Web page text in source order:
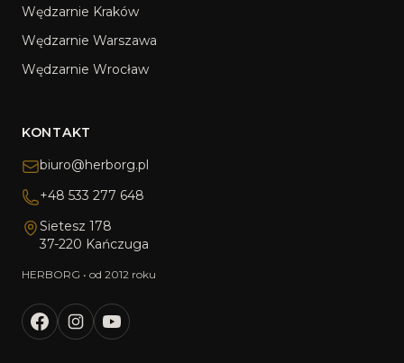
Wędzarnie Kraków
Wędzarnie Warszawa
Wędzarnie Wrocław
KONTAKT
biuro@herborg.pl
+48 533 277 648
Sietesz 178
37-220 Kańczuga
HERBORG • od 2012 roku
facebookinstagramyoutube